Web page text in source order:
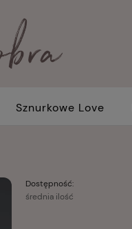
Sznurkowe Love
Dostępność:
średnia ilość